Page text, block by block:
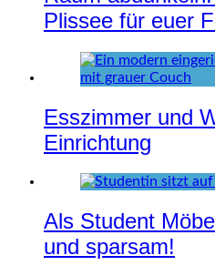
Plissee für euer
Esszimmer und
Einrichtung
Als Student
und sparsam!